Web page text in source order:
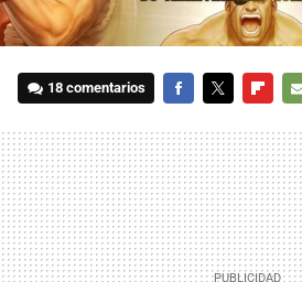
18 comentarios